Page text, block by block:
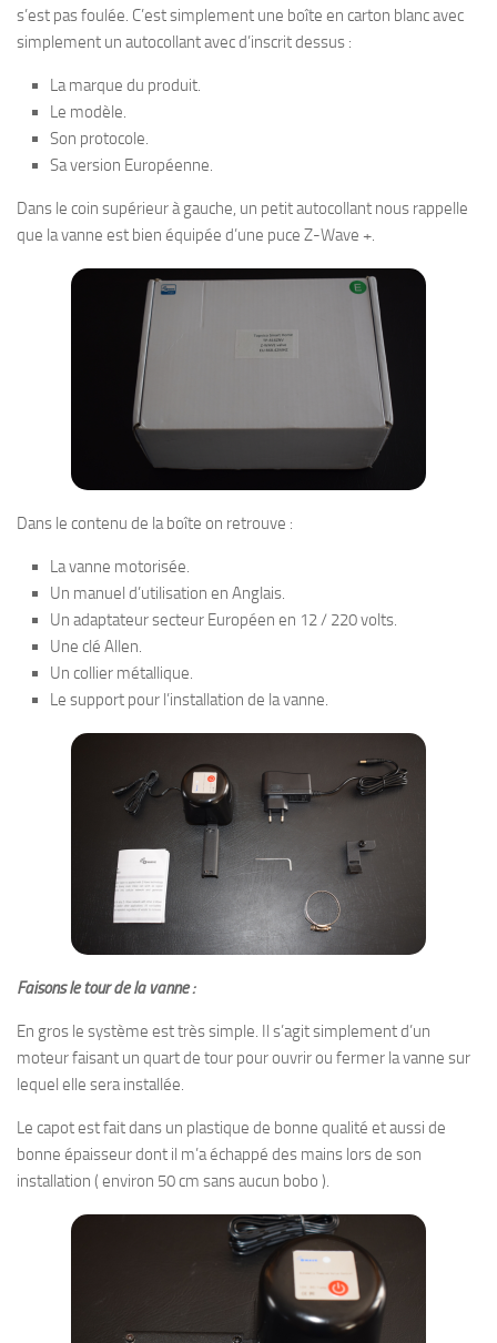
s’est pas foulée. C’est simplement une boîte en carton blanc avec
simplement un autocollant avec d’inscrit dessus :
La marque du produit.
Le modèle.
Son protocole.
Sa version Européenne.
Dans le coin supérieur à gauche, un petit autocollant nous rappelle
que la vanne est bien équipée d’une puce Z-Wave +.
Dans le contenu de la boîte on retrouve :
La vanne motorisée.
Un manuel d’utilisation en Anglais.
Un adaptateur secteur Européen en 12 / 220 volts.
Une clé Allen.
Un collier métallique.
Le support pour l’installation de la vanne.
Faisons le tour de la vanne :
En gros le système est très simple. Il s’agit simplement d’un
moteur faisant un quart de tour pour ouvrir ou fermer la vanne sur
lequel elle sera installée.
Le capot est fait dans un plastique de bonne qualité et aussi de
bonne épaisseur dont il m’a échappé des mains lors de son
installation ( environ 50 cm sans aucun bobo ).